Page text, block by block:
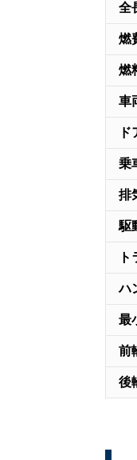
全
燃
燃
車
乗
排
駆
ハ
最
前
後